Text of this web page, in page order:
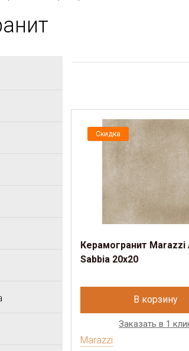
Скидка
Керамогранит
Sabbia 20x20
В корзину
Заказать в 1
Marazzi